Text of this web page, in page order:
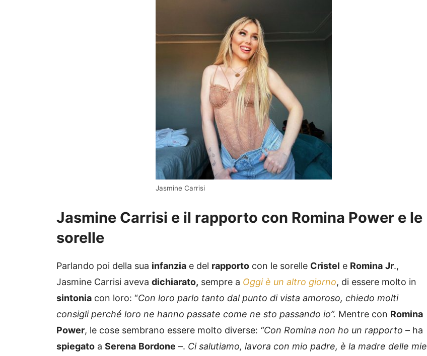
Jasmine Carrisi
Jasmine Carrisi e il rapporto con Romina Power e le
sorelle
Parlando poi della sua infanzia e del rapporto con le sorelle Cristel e Romina Jr.,
Jasmine Carrisi aveva dichiarato, sempre a Oggi è un altro giorno, di essere molto in
sintonia con loro: “Con loro parlo tanto dal punto di vista amoroso, chiedo molti
consigli perché loro ne hanno passate come ne sto passando io”. Mentre con Romina
Power, le cose sembrano essere molto diverse: “Con Romina non ho un rapporto – ha
spiegato a Serena Bordone –. Ci salutiamo, lavora con mio padre, è la madre delle mie